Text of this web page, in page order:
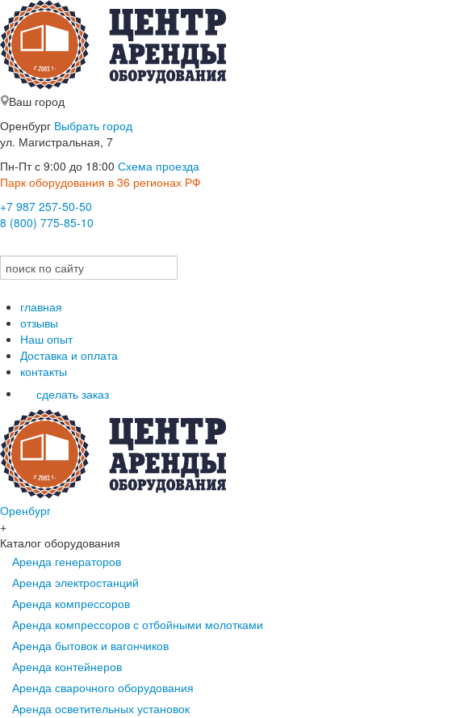
Ваш город
Оренбург Выбрать город
ул. Магистральная, 7
Пн-Пт с 9:00 до 18:00 Схема проезда
Парк оборудования в 36 регионах РФ
+7 987 257-50-50
8 (800) 775-85-10
главная
отзывы
Наш опыт
Доставка и оплата
контакты
сделать заказ
Оренбург
+
Каталог оборудования
Аренда генераторов
Аренда электростанций
Аренда компрессоров
Аренда компрессоров с отбойными молотками
Аренда бытовок и вагончиков
Аренда контейнеров
Аренда сварочного оборудования
Аренда осветительных установок